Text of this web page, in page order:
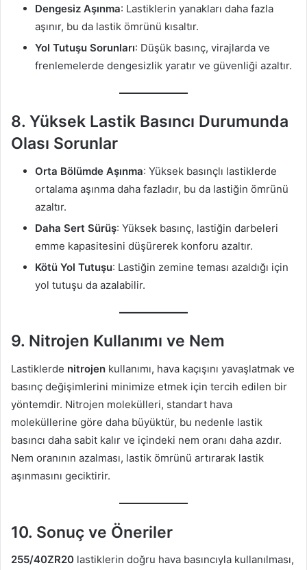
Dengesiz Aşınma: Lastiklerin yanakları daha fazla
aşınır, bu da lastik ömrünü kısaltır.
Yol Tutuşu Sorunları: Düşük basınç, virajlarda ve
frenlemelerde dengesizlik yaratır ve güvenliği azaltır.
8. Yüksek Lastik Basıncı Durumunda
Olası Sorunlar
Orta Bölümde Aşınma: Yüksek basınçlı lastiklerde
ortalama aşınma daha fazladır, bu da lastiğin ömrünü
azaltır.
Daha Sert Sürüş: Yüksek basınç, lastiğin darbeleri
emme kapasitesini düşürerek konforu azaltır.
Kötü Yol Tutuşu: Lastiğin zemine teması azaldığı için
yol tutuşu da azalabilir.
9. Nitrojen Kullanımı ve Nem
Lastiklerde nitrojen kullanımı, hava kaçışını yavaşlatmak ve
basınç değişimlerini minimize etmek için tercih edilen bir
yöntemdir. Nitrojen molekülleri, standart hava
moleküllerine göre daha büyüktür, bu nedenle lastik
basıncı daha sabit kalır ve içindeki nem oranı daha azdır.
Nem oranının azalması, lastik ömrünü artırarak lastik
aşınmasını geciktirir.
10. Sonuç ve Öneriler
255/40ZR20 lastiklerin doğru hava basıncıyla kullanılması,